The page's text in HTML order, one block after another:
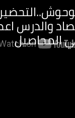
والدرس
المحاصيل